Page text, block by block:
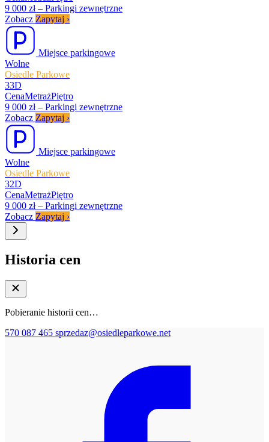
9 000 zł – Parkingi zewnętrzne
Zobacz Zapytaj ›
Miejsce parkingowe
Wolne
Osiedle Parkowe
33D
CenaMetrażPiętro
9 000 zł – Parkingi zewnętrzne
Zobacz Zapytaj ›
Miejsce parkingowe
Wolne
Osiedle Parkowe
32D
CenaMetrażPiętro
9 000 zł – Parkingi zewnętrzne
Zobacz Zapytaj ›
Historia cen
Pobieranie historii cen…
570 087 465 sprzedaz@osiedleparkowe.net